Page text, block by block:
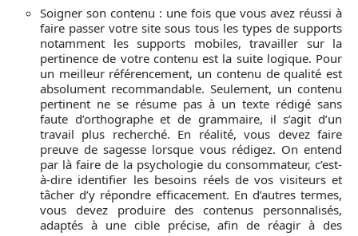
Soigner son contenu : une fois que vous avez réussi à
faire passer votre site sous tous les types de supports
notamment les supports mobiles, travailler sur la
pertinence de votre contenu est la suite logique. Pour
un meilleur référencement, un contenu de qualité est
absolument recommandable. Seulement, un contenu
pertinent ne se résume pas à un texte rédigé sans
faute d’orthographe et de grammaire, il s’agit d’un
travail plus recherché. En réalité, vous devez faire
preuve de sagesse lorsque vous rédigez. On entend
par là faire de la psychologie du consommateur, c’est-
à-dire identifier les besoins réels de vos visiteurs et
tâcher d’y répondre efficacement. En d’autres termes,
vous devez produire des contenus personnalisés,
adaptés à une cible précise, afin de réagir à des